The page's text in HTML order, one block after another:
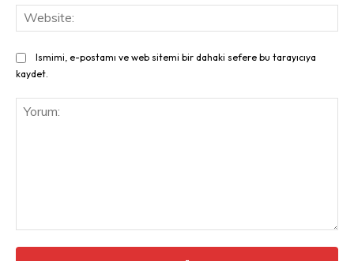
Ismimi, e-postamı ve web sitemi bir dahaki sefere bu tarayıcıya
kaydet.